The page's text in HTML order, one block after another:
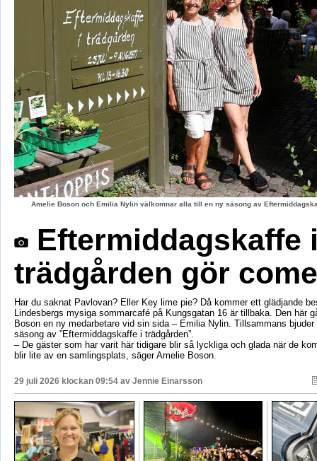
Amelie Boson och Emilia Nylin välkomnar alla till en ny säsong av
Eftermiddagskaffe
trädgården gör
Har du saknat Pavlovan? Eller Key lime pie? Då kommer ett glädjande
Lindesbergs mysiga sommarcafé på Kungsgatan 16 är tillbaka. Den här
Boson en ny medarbetare vid sin sida – Emilia Nylin. Tillsammans
säsong av ”Eftermiddagskaffe i trädgården”.
– De gäster som har varit här tidigare blir så lyckliga och glada när de
blir lite av en samlingsplats, säger Amelie Boson.
29 juli 2026 klockan 09:54 av Jennie Einarsson